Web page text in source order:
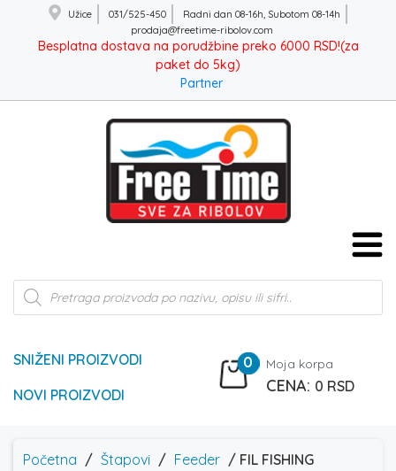
Užice 031/525-450
Radni dan 08-16h, Subotom 08-14h
prodaja@freetime-ribolov.com
Besplatna dostava na porudžbine preko 6000 RSD!(za
paket do 5kg)
Partner
Products
search
SNIŽENI PROIZVODI
NOVI PROIZVODI
0 Moja korpa
0 RSD
Početna / Štapovi / Feeder / FIL FISHING